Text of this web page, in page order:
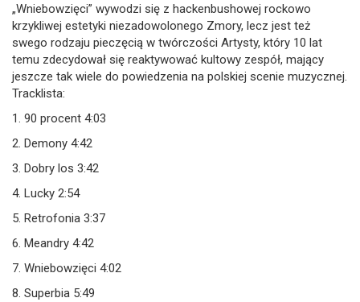
„Wniebowzięci” wywodzi się z hackenbushowej rockowo
krzykliwej estetyki niezadowolonego Zmory, lecz jest też
swego rodzaju pieczęcią w twórczości Artysty, który 10 lat
temu zdecydował się reaktywować kultowy zespół, mający
jeszcze tak wiele do powiedzenia na polskiej scenie muzycznej.
Tracklista:
1. 90 procent 4:03
2. Demony 4:42
3. Dobry los 3:42
4. Lucky 2:54
5. Retrofonia 3:37
6. Meandry 4:42
7. Wniebowzięci 4:02
8. Superbia 5:49